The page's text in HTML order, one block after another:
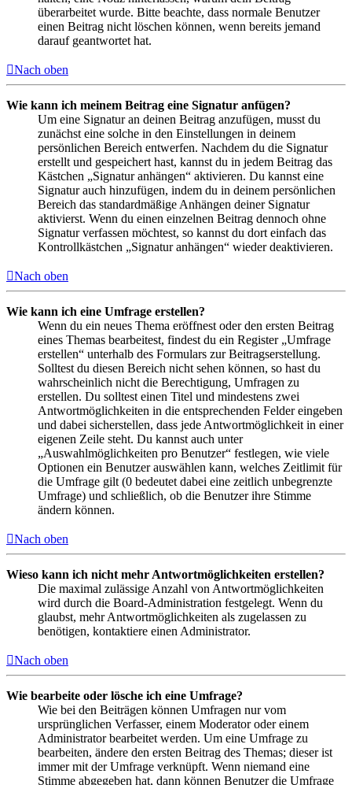
überarbeitet wurde. Bitte beachte, dass normale Benutzer
einen Beitrag nicht löschen können, wenn bereits jemand
darauf geantwortet hat.
Nach oben
Wie kann ich meinem Beitrag eine Signatur anfügen?
Um eine Signatur an deinen Beitrag anzufügen, musst du
zunächst eine solche in den Einstellungen in deinem
persönlichen Bereich entwerfen. Nachdem du die Signatur
erstellt und gespeichert hast, kannst du in jedem Beitrag das
Kästchen „Signatur anhängen“ aktivieren. Du kannst eine
Signatur auch hinzufügen, indem du in deinem persönlichen
Bereich das standardmäßige Anhängen deiner Signatur
aktivierst. Wenn du einen einzelnen Beitrag dennoch ohne
Signatur verfassen möchtest, so kannst du dort einfach das
Kontrollkästchen „Signatur anhängen“ wieder deaktivieren.
Nach oben
Wie kann ich eine Umfrage erstellen?
Wenn du ein neues Thema eröffnest oder den ersten Beitrag
eines Themas bearbeitest, findest du ein Register „Umfrage
erstellen“ unterhalb des Formulars zur Beitragserstellung.
Solltest du diesen Bereich nicht sehen können, so hast du
wahrscheinlich nicht die Berechtigung, Umfragen zu
erstellen. Du solltest einen Titel und mindestens zwei
Antwortmöglichkeiten in die entsprechenden Felder eingeben
und dabei sicherstellen, dass jede Antwortmöglichkeit in einer
eigenen Zeile steht. Du kannst auch unter
„Auswahlmöglichkeiten pro Benutzer“ festlegen, wie viele
Optionen ein Benutzer auswählen kann, welches Zeitlimit für
die Umfrage gilt (0 bedeutet dabei eine zeitlich unbegrenzte
Umfrage) und schließlich, ob die Benutzer ihre Stimme
ändern können.
Nach oben
Wieso kann ich nicht mehr Antwortmöglichkeiten erstellen?
Die maximal zulässige Anzahl von Antwortmöglichkeiten
wird durch die Board-Administration festgelegt. Wenn du
glaubst, mehr Antwortmöglichkeiten als zugelassen zu
benötigen, kontaktiere einen Administrator.
Nach oben
Wie bearbeite oder lösche ich eine Umfrage?
Wie bei den Beiträgen können Umfragen nur vom
ursprünglichen Verfasser, einem Moderator oder einem
Administrator bearbeitet werden. Um eine Umfrage zu
bearbeiten, ändere den ersten Beitrag des Themas; dieser ist
immer mit der Umfrage verknüpft. Wenn niemand eine
Stimme abgegeben hat, dann können Benutzer die Umfrage